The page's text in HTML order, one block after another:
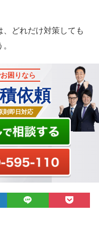
どれだけ対策しても
困りなら
依頼
則即日対応
LINEで送る 後で読む